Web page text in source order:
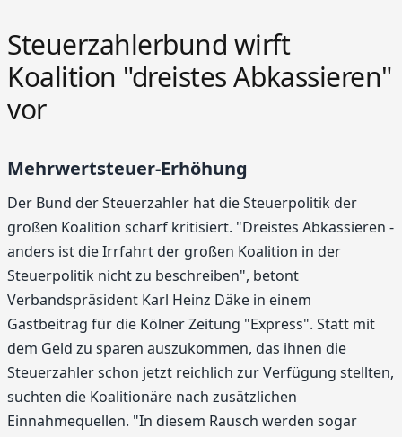
Steuerzahlerbund wirft
Koalition "dreistes Abkassieren"
vor
Mehrwertsteuer-Erhöhung
Der Bund der Steuerzahler hat die Steuerpolitik der
großen Koalition scharf kritisiert. "Dreistes Abkassieren -
anders ist die Irrfahrt der großen Koalition in der
Steuerpolitik nicht zu beschreiben", betont
Verbandspräsident Karl Heinz Däke in einem
Gastbeitrag für die Kölner Zeitung "Express". Statt mit
dem Geld zu sparen auszukommen, das ihnen die
Steuerzahler schon jetzt reichlich zur Verfügung stellten,
suchten die Koalitionäre nach zusätzlichen
Einnahmequellen. "In diesem Rausch werden sogar